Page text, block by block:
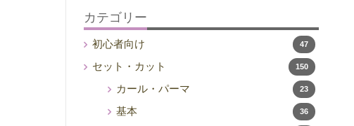
カテゴリー
初心者向け 47
セット・カット 150
カール・パーマ 23
基本 36